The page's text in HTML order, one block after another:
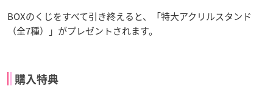
BOXのくじをすべて引き終えると、「特大アクリルスタンド
（全7種）」がプレゼントされます。
購入特典